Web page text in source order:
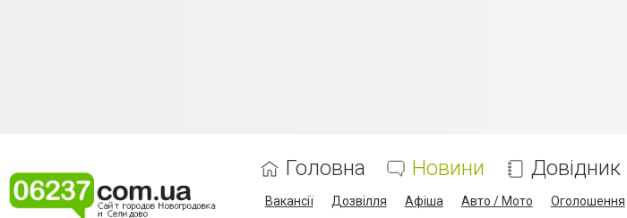
Головна Новини Довідник
Вакансії Дозвілля Афіша Авто / Мото Оголошення